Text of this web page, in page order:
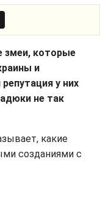
змеи, которые
и
у них
не так
какие
созданиями с